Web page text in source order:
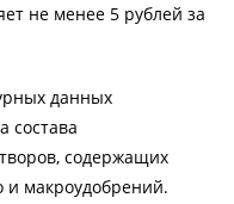
не менее 5 рублей за
данных
состава
содержащих
и макроудобрений.